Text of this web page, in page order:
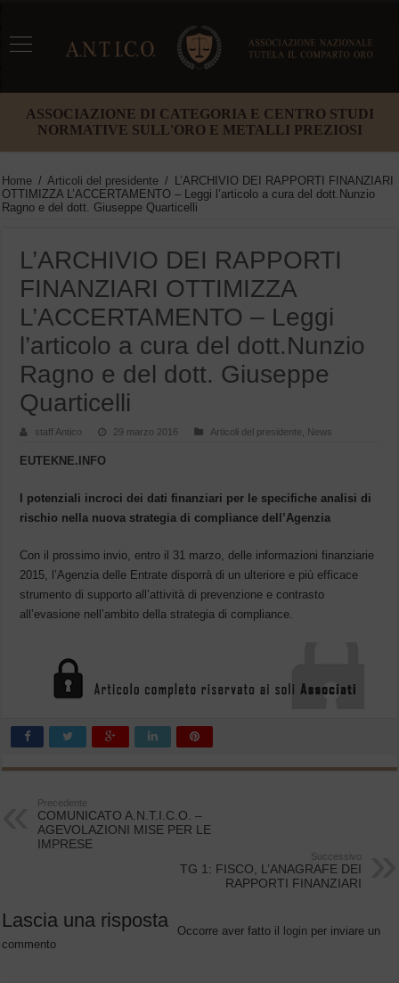
ASSOCIAZIONE DI CATEGORIA E CENTRO STUDI
NORMATIVE SULL'ORO E METALLI PREZIOSI
Home / Articoli del presidente /
L’ARCHIVIO DEI RAPPORTI FINANZIARI
OTTIMIZZA L’ACCERTAMENTO – Leggi l’articolo a cura del dott.Nunzio
Ragno e del dott. Giuseppe Quarticelli
L’ARCHIVIO DEI RAPPORTI
FINANZIARI OTTIMIZZA
L’ACCERTAMENTO – Leggi
l’articolo a cura del dott.Nunzio
Ragno e del dott. Giuseppe
Quarticelli
staff Antico 29 marzo 2016 Articoli del presidente News
EUTEKNE.INFO
I potenziali incroci dei dati finanziari per le specifiche analisi di
rischio nella nuova strategia di compliance dell’Agenzia
Con il prossimo invio, entro il 31 marzo, delle informazioni finanziarie
2015, l’Agenzia delle Entrate disporrà di un ulteriore e più efficace
strumento di supporto all’attività di prevenzione e contrasto
all’evasione nell’ambito della strategia di compliance.
Precedente
COMUNICATO A.N.T.I.C.O. –
AGEVOLAZIONI MISE PER LE
IMPRESE
Successivo
TG 1: FISCO, L’ANAGRAFE DEI
RAPPORTI FINANZIARI
Lascia una risposta Occorre aver fatto il login per inviare un
commento